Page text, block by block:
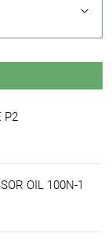
P2
OIL 100N-1